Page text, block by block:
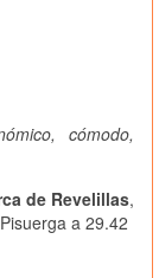
cómodo,
de Revelillas,
a 29.42